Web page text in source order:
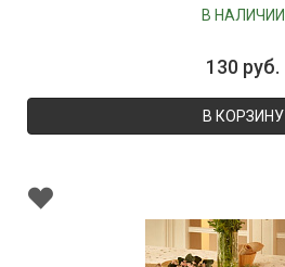
В НАЛИЧИИ
130 руб.
В КОРЗИНУ